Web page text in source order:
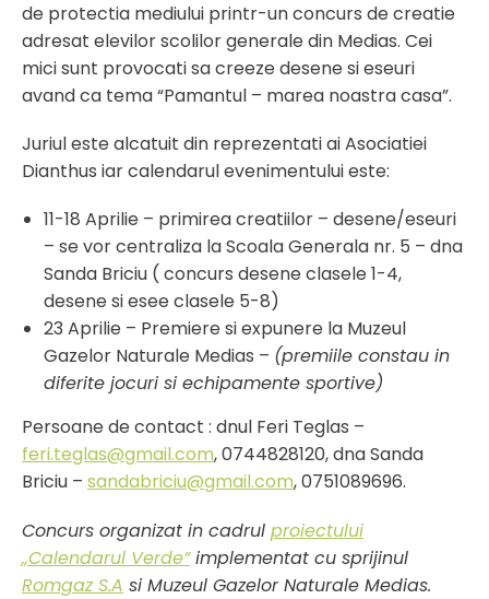
de protectia mediului printr-un concurs de creatie
adresat elevilor scolilor generale din Medias. Cei
mici sunt provocati sa creeze desene si eseuri
avand ca tema “Pamantul – marea noastra casa”.
Juriul este alcatuit din reprezentati ai Asociatiei
Dianthus iar calendarul evenimentului este:
11-18 Aprilie – primirea creatiilor – desene/eseuri
– se vor centraliza la Scoala Generala nr. 5 – dna
Sanda Briciu ( concurs desene clasele 1-4,
desene si esee clasele 5-8)
23 Aprilie – Premiere si expunere la Muzeul
Gazelor Naturale Medias – (premiile constau in
diferite jocuri si echipamente sportive)
Persoane de contact : dnul Feri Teglas –
feri.teglas@gmail.com, 0744828120, dna Sanda
Briciu – sandabriciu@gmail.com, 0751089696.
Concurs organizat in cadrul proiectului
„Calendarul Verde”implementat cu sprijinul
Romgaz S.A si Muzeul Gazelor Naturale Medias.